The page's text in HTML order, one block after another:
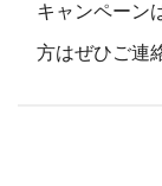
キャンペーン
方はぜひご連